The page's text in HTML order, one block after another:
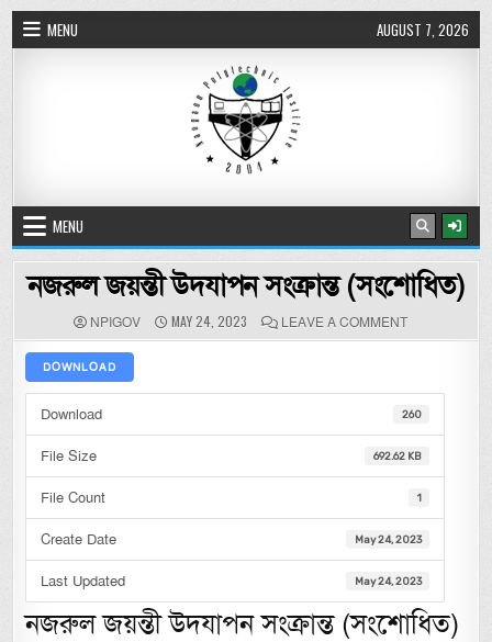
Skip to content
MENU AUGUST 7, 2026
MENU
নজরুল জয়ন্তী উদযাপন সংক্রান্ত (সংশোধিত)
AUTHOR:
NPIGOV PUBLISHED DATE:
MAY 24, 2023 LEAVE A COMMENTON নজরুল
DOWNLOAD
Download 260
File Size 692.62 KB
File Count 1
Create Date May 24, 2023
Last Updated May 24, 2023
নজরুল জয়ন্তী উদযাপন সংক্রান্ত (সংশোধিত)